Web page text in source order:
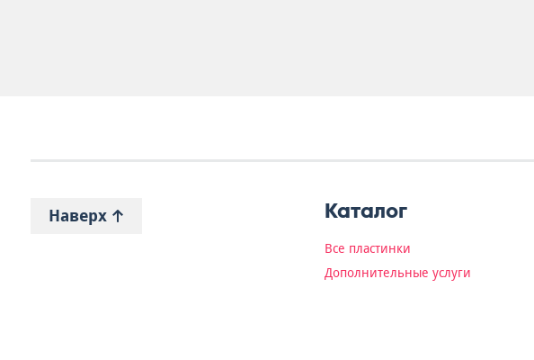
Наверх Каталог
Все пластинки
Дополнительные услуги